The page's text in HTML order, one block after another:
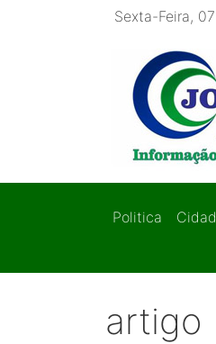
Sexta-Feira,
Politica
artigo